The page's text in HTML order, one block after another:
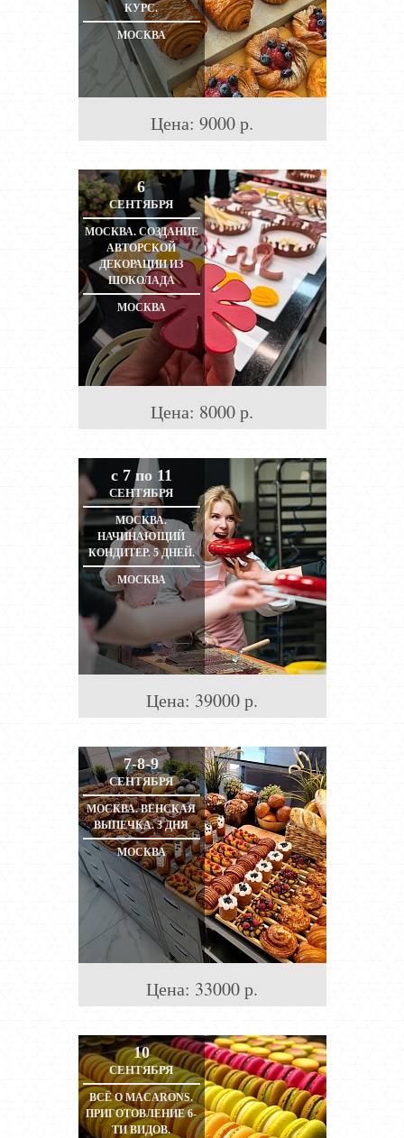
КУРС.
МОСКВА
Цена: 9000р.
6
СЕНТЯБРЯ
МОСКВА. СОЗДАНИЕ
АВТОРСКОЙ
ДЕКОРАЦИИ ИЗ
ШОКОЛАДА
МОСКВА
Цена: 8000р.
с 7 по 11
СЕНТЯБРЯ
МОСКВА.
НАЧИНАЮЩИЙ
КОНДИТЕР. 5 ДНЕЙ.
МОСКВА
Цена: 39000р.
7-8-9
СЕНТЯБРЯ
МОСКВА. ВЕНСКАЯ
ВЫПЕЧКА. 3 ДНЯ
МОСКВА
Цена: 33000р.
10
СЕНТЯБРЯ
ВСЁ О MACARONS.
ПРИГОТОВЛЕНИЕ 6-
ТИ ВИДОВ.